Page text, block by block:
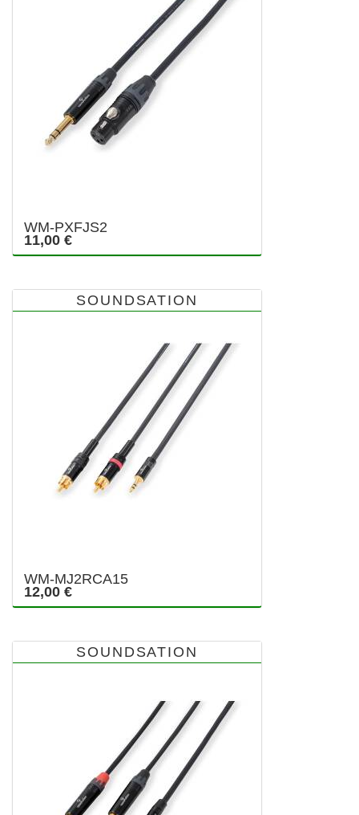
WM-PXFJS2
11,00 €
SOUNDSATION
WM-MJ2RCA15
12,00 €
SOUNDSATION